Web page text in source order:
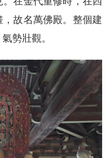
故名萬佛殿。整個建
勢壯觀。